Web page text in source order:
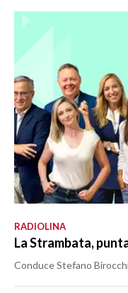
RADIOLINA
La Strambata,
Conduce Stefano